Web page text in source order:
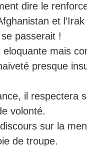
dire le
et l’Irak
passerait !
mais
presque
il respectera
volonté.
sur la
de troupe.